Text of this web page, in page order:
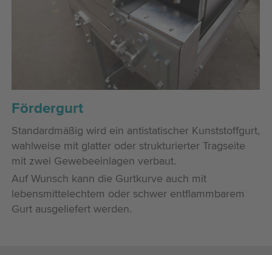
Fördergurt
Standardmäßig wird ein antistatischer Kunststoffgurt,
wahlweise mit glatter oder strukturierter Tragseite
mit zwei Gewebeeinlagen verbaut.
Auf Wunsch kann die Gurtkurve auch mit
lebensmittelechtem oder schwer entflammbarem
Gurt ausgeliefert werden.